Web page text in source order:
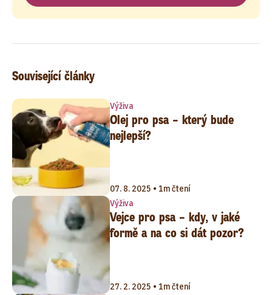
Související články
Výživa
Olej pro psa – který bude
nejlepší?
07. 8. 2025 • 1m čtení
Výživa
Vejce pro psa – kdy, v jaké
formě a na co si dát pozor?
27. 2. 2025 • 1m čtení